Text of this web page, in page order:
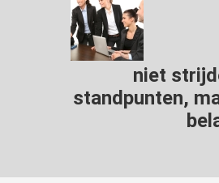
niet
standpunten,